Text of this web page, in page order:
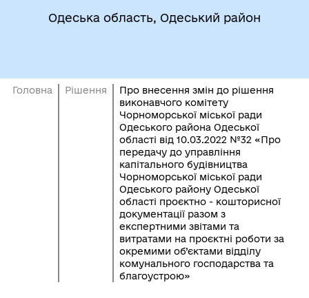
Одеська область, Одеський район
Головна Рішення
Про внесення змін до рішення
виконавчого комітету
Чорноморської міської ради
Одеського района Одеської
області від 10.03.2022 №32 «Про
передачу до управління
капітального будівництва
Чорноморської міської ради
Одеського району Одеської
області проєктно - кошторисної
документації разом з
експертними звітами та
витратами на проєктні роботи за
окремими об’єктами відділу
комунального господарства та
благоустрою»